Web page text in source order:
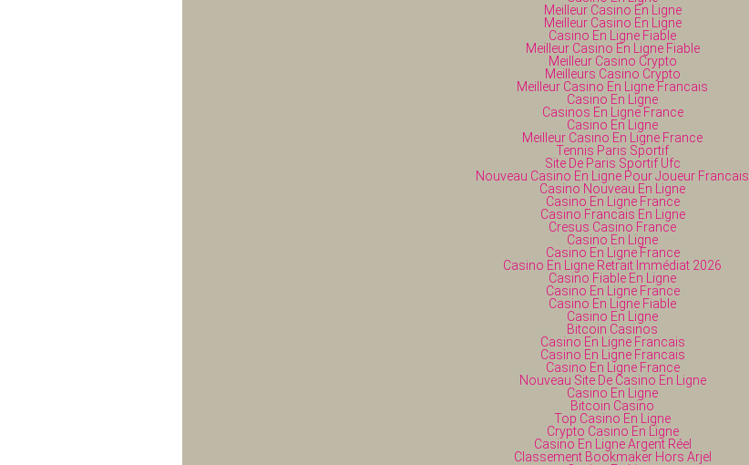
Meilleur Casino En Ligne
Meilleur Casino En Ligne
Casino En Ligne Fiable
Meilleur Casino En Ligne Fiable
Meilleur Casino Crypto
Meilleurs Casino Crypto
Meilleur Casino En Ligne Francais
Casino En Ligne
Casinos En Ligne France
Casino En Ligne
Meilleur Casino En Ligne France
Tennis Paris Sportif
Site De Paris Sportif Ufc
Nouveau Casino En Ligne Pour Joueur Francais
Casino Nouveau En Ligne
Casino En Ligne France
Casino Francais En Ligne
Cresus Casino France
Casino En Ligne
Casino En Ligne France
Casino En Ligne Retrait Immédiat 2026
Casino Fiable En Ligne
Casino En Ligne France
Casino En Ligne Fiable
Casino En Ligne
Bitcoin Casinos
Casino En Ligne Francais
Casino En Ligne Francais
Casino En Ligne France
Nouveau Site De Casino En Ligne
Casino En Ligne
Bitcoin Casino
Top Casino En Ligne
Crypto Casino En Ligne
Casino En Ligne Argent Réel
Classement Bookmaker Hors Arjel